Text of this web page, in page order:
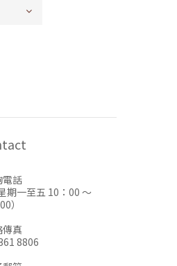
電話
期一至五 10：00 ～
）
真
8806